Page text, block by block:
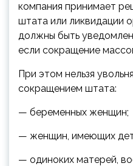
компания принимает
штата или ликвидации
должны быть
если сокращение
При этом нельзя
сокращением штата:
— беременных женщин;
— женщин, имеющих
— одиноких матерей,